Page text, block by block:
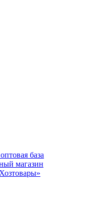
база
магазин